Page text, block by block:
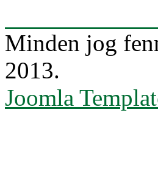
Minden jog
2013.
Joomla